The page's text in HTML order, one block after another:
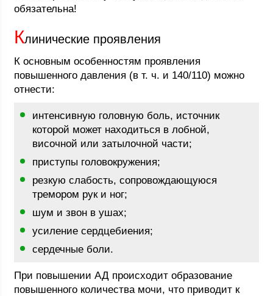
обязательна!
Клинические проявления
К основным особенностям проявления
повышенного давления (в т. ч. и 140/110) можно
отнести:
интенсивную головную боль, источник
которой может находиться в лобной,
височной или затылочной части;
приступы головокружения;
резкую слабость, сопровождающуюся
тремором рук и ног;
шум и звон в ушах;
усиление сердцебиения;
сердечные боли.
При повышении АД происходит образование
повышенного количества мочи, что приводит к